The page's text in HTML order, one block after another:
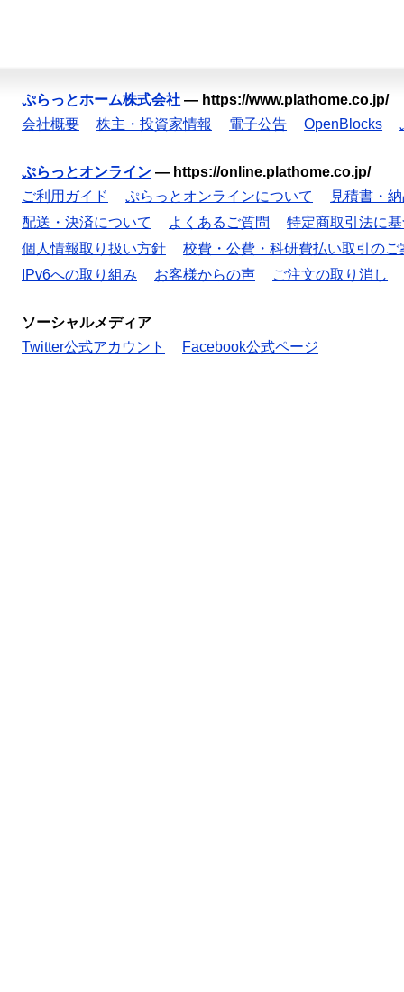
ぷらっとホーム株式会社 — https://www.plathome.co.jp/
会社概要
株主・投資家情報 電子公告 OpenBlocks
ぷらっとオンライン — https://online.plathome.co.jp/
ご利用ガイド
ぷらっとオンラインについて
見積書・
配送・決済について
よくあるご質問
特定商取引法に
個人情報取り扱い方針
校費・公費・科研費払い取引のご
IPv6への取り組み
お客様からの声 ご注文の取り消し
ソーシャルメディア
Twitter公式アカウント
Facebook公式ページ